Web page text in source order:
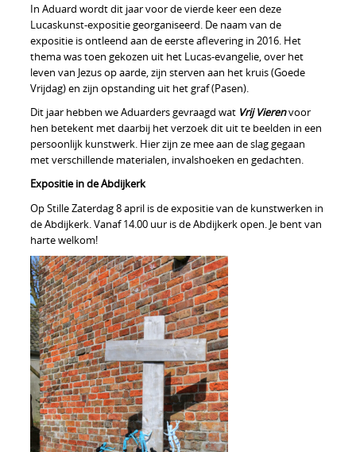
In Aduard wordt dit jaar voor de vierde keer een deze
Lucaskunst-expositie georganiseerd. De naam van de
expositie is ontleend aan de eerste aflevering in 2016. Het
thema was toen gekozen uit het Lucas-evangelie, over het
leven van Jezus op aarde, zijn sterven aan het kruis (Goede
Vrijdag) en zijn opstanding uit het graf (Pasen).
Dit jaar hebben we Aduarders gevraagd wat Vrij Vierenvoor
hen betekent met daarbij het verzoek dit uit te beelden in een
persoonlijk kunstwerk. Hier zijn ze mee aan de slag gegaan
met verschillende materialen, invalshoeken en gedachten.
Expositie in de Abdijkerk
Op Stille Zaterdag 8 april is de expositie van de kunstwerken in
de Abdijkerk. Vanaf 14.00 uur is de Abdijkerk open. Je bent van
harte welkom!